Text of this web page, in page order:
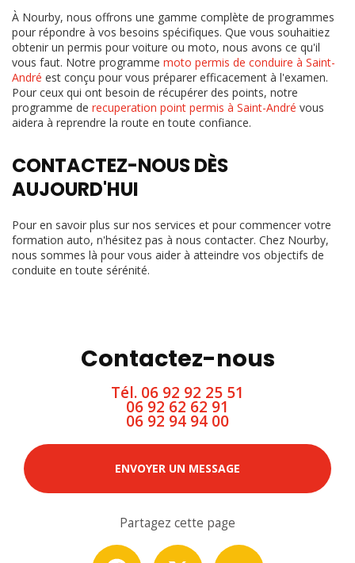
À Nourby, nous offrons une gamme complète de programmes
pour répondre à vos besoins spécifiques. Que vous souhaitiez
obtenir un permis pour voiture ou moto, nous avons ce qu'il
vous faut. Notre programme moto permis de conduire à Saint-
André est conçu pour vous préparer efficacement à l'examen.
Pour ceux qui ont besoin de récupérer des points, notre
programme de recuperation point permis à Saint-André vous
aidera à reprendre la route en toute confiance.
CONTACTEZ-NOUS DÈS
AUJOURD'HUI
Pour en savoir plus sur nos services et pour commencer votre
formation auto, n'hésitez pas à nous contacter. Chez Nourby,
nous sommes là pour vous aider à atteindre vos objectifs de
conduite en toute sérénité.
Contactez-nous
Tél. 06 92 92 25 51
06 92 62 62 91
06 92 94 94 00
ENVOYER UN MESSAGE
Partagez cette page
Facebook